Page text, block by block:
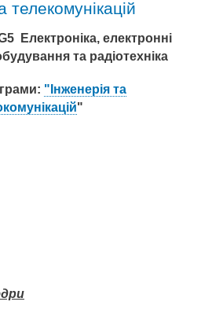
Електроніка, електронні
та радіотехніка
"Інженерія та
"